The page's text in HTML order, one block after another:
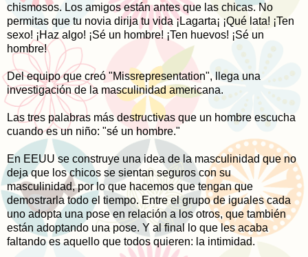
chismosos. Los amigos están antes que las chicas. No
permitas que tu novia dirija tu vida ¡Lagarta¡ ¡Qué lata! ¡Ten
sexo! ¡Haz algo! ¡Sé un hombre! ¡Ten huevos! ¡Sé un
hombre!
Del equipo que creó "Missrepresentation", llega una
investigación de la masculinidad americana.
Las tres palabras más destructivas que un hombre escucha
cuando es un niño: "sé un hombre."
En EEUU se construye una idea de la masculinidad que no
deja que los chicos se sientan seguros con su
masculinidad, por lo que hacemos que tengan que
demostrarla todo el tiempo. Entre el grupo de iguales cada
uno adopta una pose en relación a los otros, que también
están adoptando una pose. Y al final lo que les acaba
faltando es aquello que todos quieren: la intimidad.